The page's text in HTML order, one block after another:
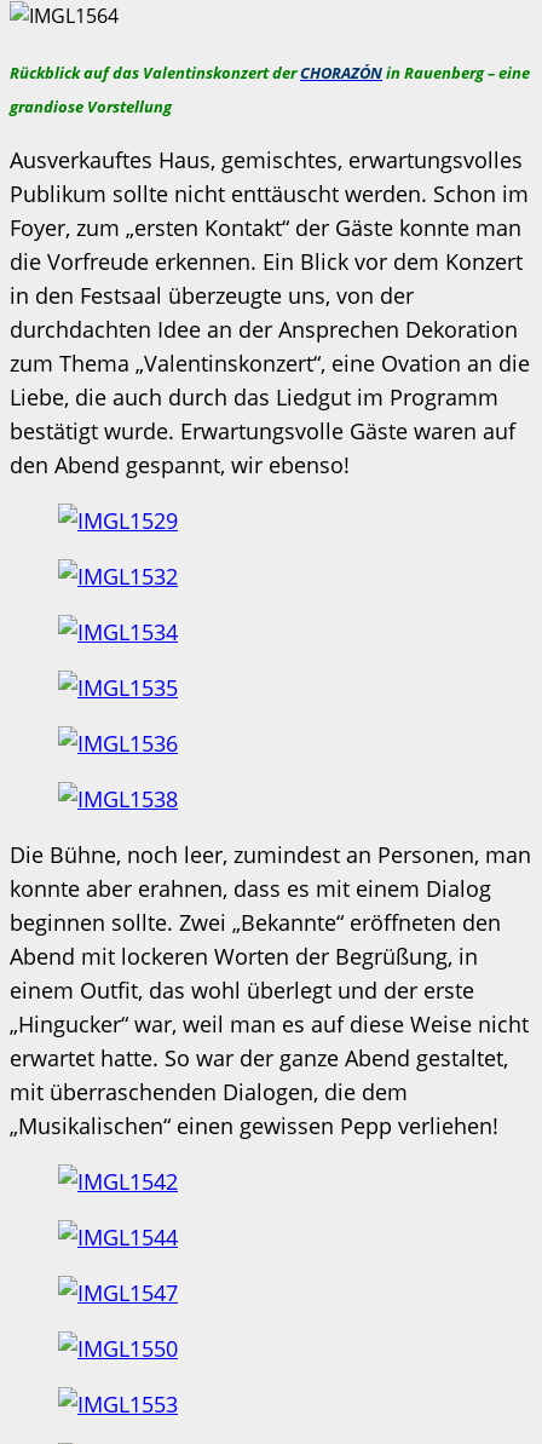
Rückblick auf das Valentinskonzert derCHORAZÓNin Rauenberg – eine
grandiose Vorstellung
Ausverkauftes Haus, gemischtes, erwartungsvolles
Publikum sollte nicht enttäuscht werden. Schon im
Foyer, zum „ersten Kontakt“ der Gäste konnte man
die Vorfreude erkennen. Ein Blick vor dem Konzert
in den Festsaal überzeugte uns, von der
durchdachten Idee an der Ansprechen Dekoration
zum Thema „Valentinskonzert“, eine Ovation an die
Liebe, die auch durch das Liedgut im Programm
bestätigt wurde. Erwartungsvolle Gäste waren auf
den Abend gespannt, wir ebenso!
Die Bühne, noch leer, zumindest an Personen, man
konnte aber erahnen, dass es mit einem Dialog
beginnen sollte. Zwei „Bekannte“ eröffneten den
Abend mit lockeren Worten der Begrüßung, in
einem Outfit, das wohl überlegt und der erste
„Hingucker“ war, weil man es auf diese Weise nicht
erwartet hatte. So war der ganze Abend gestaltet,
mit überraschenden Dialogen, die dem
„Musikalischen“ einen gewissen Pepp verliehen!